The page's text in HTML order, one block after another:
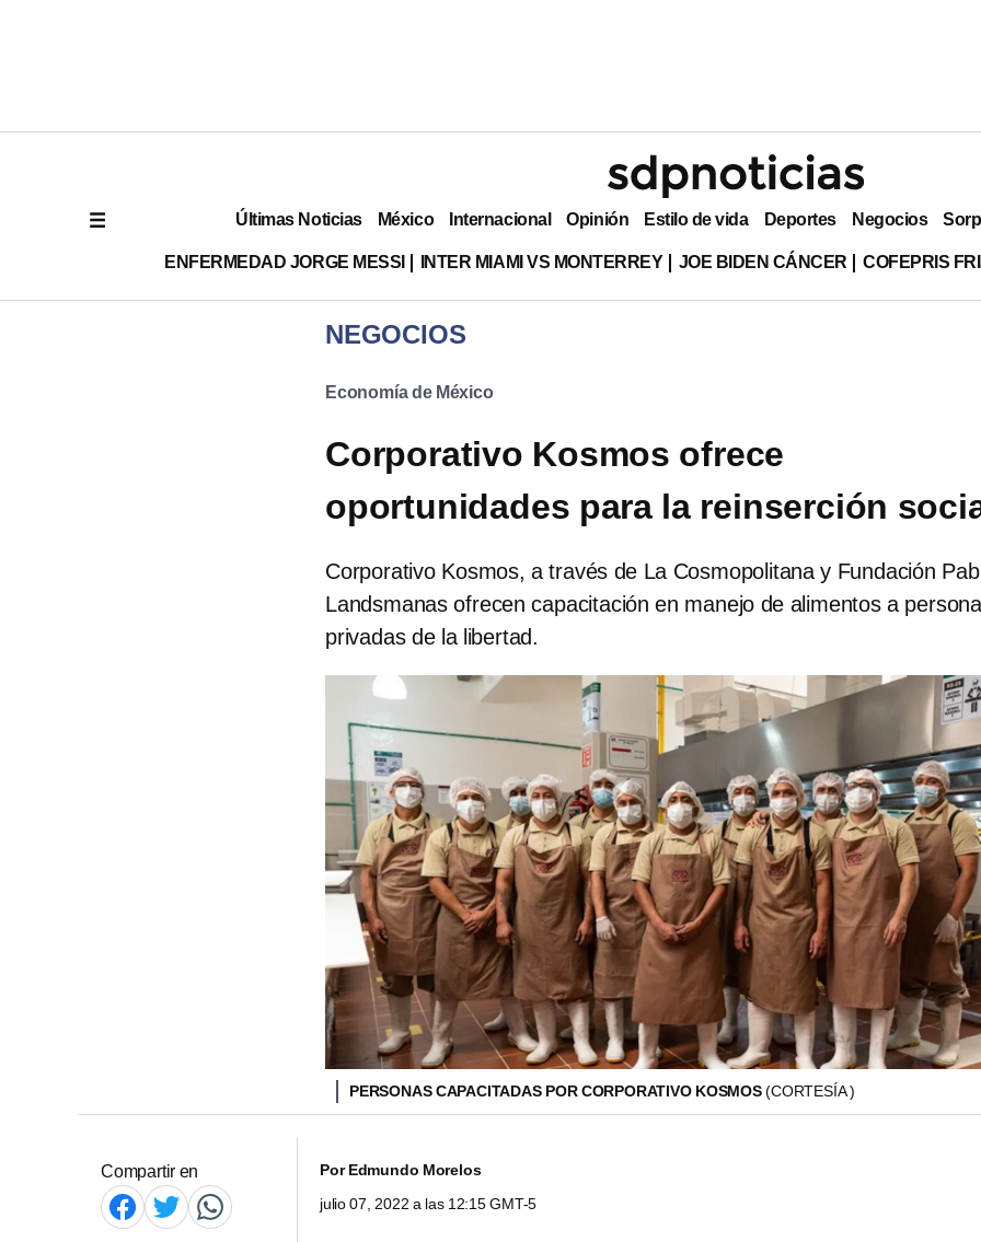
Últimas Noticias México Internacional Opinión Estilo de vida Deportes Negocios
ENFERMEDAD JORGE MESSI INTER MIAMI VS MONTERREY JOE BIDEN CÁNCER COFEPRIS
NEGOCIOS
Economía de México
Corporativo Kosmos ofrece
oportunidades para la reinserción
Corporativo Kosmos, a través de La Cosmopolitana y Fundación
Landsmanas ofrecen capacitación en manejo de alimentos a
privadas de la libertad.
PERSONAS CAPACITADAS POR CORPORATIVO KOSMOS(CORTESÍA )
Compartir en PorEdmundo Morelos
julio 07, 2022 a las 12:15 GMT-5